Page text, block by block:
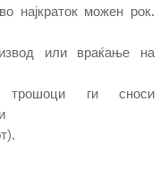
најкраток можен рок.
или враќање на
трошоци ги сноси